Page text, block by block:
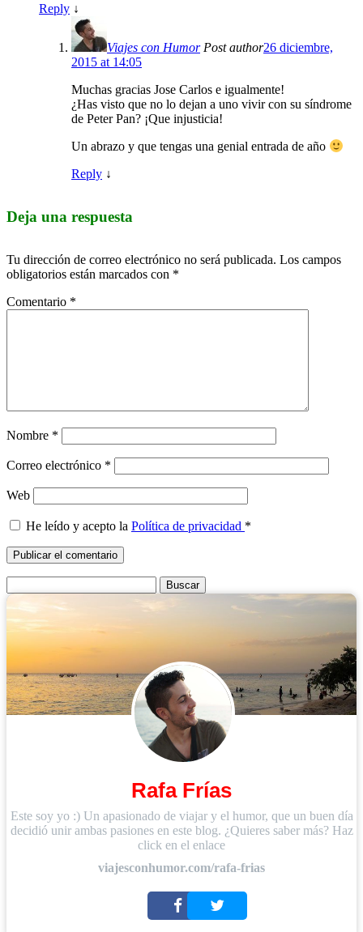
Reply ↓
Viajes con Humor Post author26 diciembre,
2015 at 14:05
Muchas gracias Jose Carlos e igualmente!
¿Has visto que no lo dejan a uno vivir con su síndrome
de Peter Pan? ¡Que injusticia!
Un abrazo y que tengas una genial entrada de año
Reply ↓
Deja una respuesta
Tu dirección de correo electrónico no será publicada. Los campos
obligatorios están marcados con *
Comentario *
Nombre *
Correo electrónico *
Web
He leído y acepto la Política de privacidad *
Rafa Frías
Este soy yo :) Un apasionado de viajar y el humor, que un buen día
decidió unir ambas pasiones en este blog. ¿Quieres saber más? Haz
click en el enlace
viajesconhumor.com/rafa-frias